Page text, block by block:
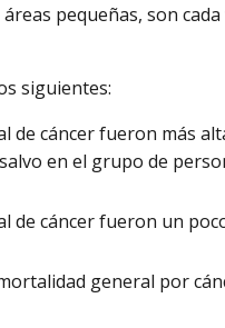
pequeñas, son
siguientes:
de cáncer fueron más
en el grupo de
de cáncer fueron un
general por